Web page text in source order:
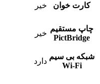
کارت خوان خیر
چاپ مستقیم
PictBridge
خیر
شبکه بی سیم
Wi-Fi
دارد